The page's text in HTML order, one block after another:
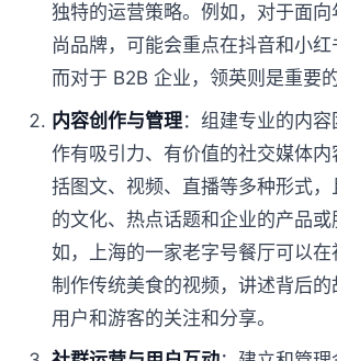
独特的运营策略。例如，对于面
尚品牌，可能会重点在抖音和小红
而对于 B2B 企业，领英则是重要的
内容创作与管理：组建专业的内容
作有吸引力、有价值的社交媒体
括图文、视频、直播等多种形式
的文化、热点话题和企业的产品或
如，上海的一家老字号餐厅可以
制作传统美食的视频，讲述背后
用户和游客的关注和分享。